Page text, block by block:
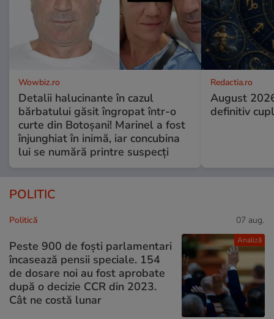
Wowbiz.ro
Detalii halucinante în cazul
bărbatului găsit îngropat într-o
curte din Botoșani! Marinel a fost
înjunghiat în inimă, iar concubina
lui se numără printre suspecți
Redactia.ro
August
definitiv
POLITIC
Analiză
Politică 07 aug.
Peste 900 de foști parlamentari
încasează pensii speciale. 154
de dosare noi au fost aprobate
după o decizie CCR din 2023.
Cât ne costă lunar